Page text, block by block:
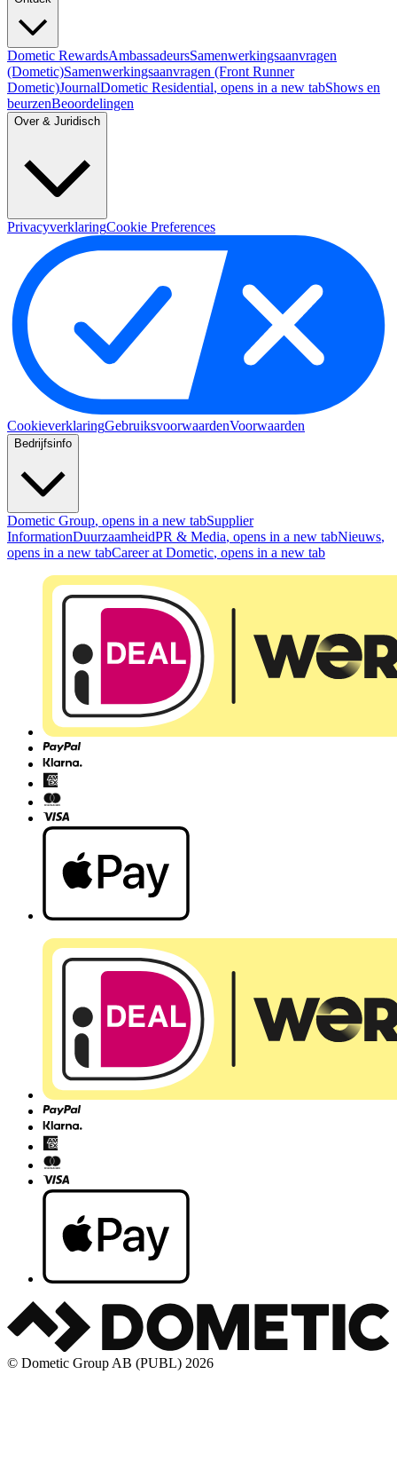
Dometic RewardsAmbassadeursSamenwerkingsaanvragen
(Dometic)Samenwerkingsaanvragen (Front Runner
Dometic)JournalDometic Residential, opens in a new tabShows en
beurzenBeoordelingen
Over & Juridisch
PrivacyverklaringCookie Preferences
CookieverklaringGebruiksvoorwaardenVoorwaarden
Bedrijfsinfo
Dometic Group, opens in a new tabSupplier
InformationDuurzaamheidPR & Media, opens in a new tabNieuws,
opens in a new tabCareer at Dometic, opens in a new tab
© Dometic Group AB (PUBL) 2026